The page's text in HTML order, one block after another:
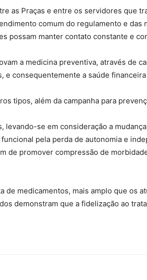
do
Banco
Central
as Praças e entre os servidores que
comum do regulamento e
possam manter contato constante e
a medicina preventiva, através de
consequentemente a saúde
tipos, além da campanha para
levando-se em consideração a
pela perda de autonomia e
de promover compressão de
medicamentos, mais amplo que os
demonstram que a fidelização ao